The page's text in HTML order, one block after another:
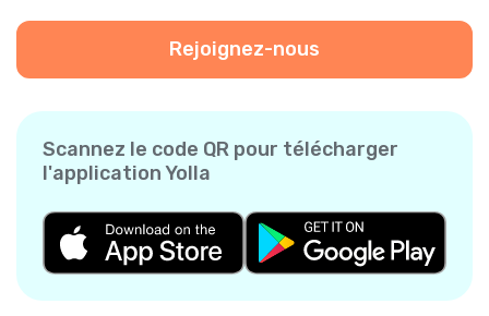
Rejoignez-nous
Scannez le code QR pour télécharger
l'application Yolla